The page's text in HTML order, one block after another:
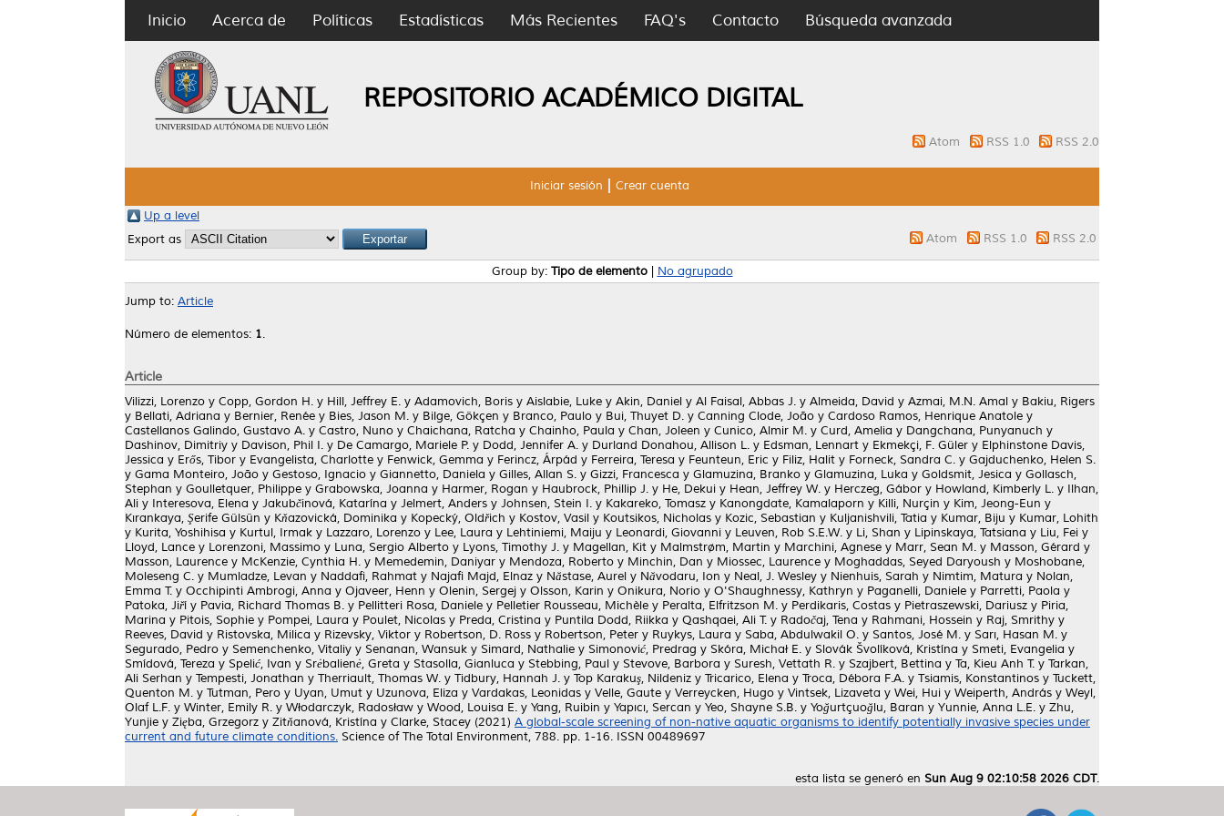
Inicio Acerca de Políticas Estadísticas Más Recientes FAQ's Contacto Búsqueda avanzada
REPOSITORIO ACADÉMICO DIGITAL
Atom RSS 1.0 RSS 2.0
Iniciar sesión Crear cuenta
Up a level
Export as
Atom RSS 1.0 RSS 2.0
Group by: Tipo de elemento| No agrupado
Jump to: Article
Número de elementos: 1.
Article
Vilizzi, Lorenzo y Copp, Gordon H. y Hill, Jeffrey E. y Adamovich, Boris y Aislabie, Luke y Akin, Daniel y Al Faisal, Abbas J. y Almeida, David y Azmai, M.N. Amal y Bakiu, Rigers
y Bellati, Adriana y Bernier, Renée y Bies, Jason M. y Bilge, Gökçen y Branco, Paulo y Bui, Thuyet D. y Canning Clode, João y Cardoso Ramos, Henrique Anatole y
Castellanos Galindo, Gustavo A. y Castro, Nuno y Chaichana, Ratcha y Chainho, Paula y Chan, Joleen y Cunico, Almir M. y Curd, Amelia y Dangchana, Punyanuch y
Dashinov, Dimitriy y Davison, Phil I. y De Camargo, Mariele P. y Dodd, Jennifer A. y Durland Donahou, Allison L. y Edsman, Lennart y Ekmekçi, F. Güler y Elphinstone Davis,
Jessica y Erős, Tibor y Evangelista, Charlotte y Fenwick, Gemma y Ferincz, Árpád y Ferreira, Teresa y Feunteun, Eric y Filiz, Halit y Forneck, Sandra C. y Gajduchenko, Helen S.
y Gama Monteiro, João y Gestoso, Ignacio y Giannetto, Daniela y Gilles, Allan S. y Gizzi, Francesca y Glamuzina, Branko y Glamuzina, Luka y Goldsmit, Jesica y Gollasch,
Stephan y Goulletquer, Philippe y Grabowska, Joanna y Harmer, Rogan y Haubrock, Phillip J. y He, Dekui y Hean, Jeffrey W. y Herczeg, Gábor y Howland, Kimberly L. y Ilhan,
Ali y Interesova, Elena y Jakubčinová, Katarína y Jelmert, Anders y Johnsen, Stein I. y Kakareko, Tomasz y Kanongdate, Kamalaporn y Killi, Nurçin y Kim, Jeong-Eun y
Kırankaya, Şerife Gülsün y Kňazovická, Dominika y Kopecký, Oldřich y Kostov, Vasil y Koutsikos, Nicholas y Kozic, Sebastian y Kuljanishvili, Tatia y Kumar, Biju y Kumar, Lohith
y Kurita, Yoshihisa y Kurtul, Irmak y Lazzaro, Lorenzo y Lee, Laura y Lehtiniemi, Maiju y Leonardi, Giovanni y Leuven, Rob S.E.W. y Li, Shan y Lipinskaya, Tatsiana y Liu, Fei y
Lloyd, Lance y Lorenzoni, Massimo y Luna, Sergio Alberto y Lyons, Timothy J. y Magellan, Kit y Malmstrøm, Martin y Marchini, Agnese y Marr, Sean M. y Masson, Gérard y
Masson, Laurence y McKenzie, Cynthia H. y Memedemin, Daniyar y Mendoza, Roberto y Minchin, Dan y Miossec, Laurence y Moghaddas, Seyed Daryoush y Moshobane,
Moleseng C. y Mumladze, Levan y Naddafi, Rahmat y Najafi Majd, Elnaz y Năstase, Aurel y Năvodaru, Ion y Neal, J. Wesley y Nienhuis, Sarah y Nimtim, Matura y Nolan,
Emma T. y Occhipinti Ambrogi, Anna y Ojaveer, Henn y Olenin, Sergej y Olsson, Karin y Onikura, Norio y O'Shaughnessy, Kathryn y Paganelli, Daniele y Parretti, Paola y
Patoka, Jiří y Pavia, Richard Thomas B. y Pellitteri Rosa, Daniele y Pelletier Rousseau, Michèle y Peralta, Elfritzson M. y Perdikaris, Costas y Pietraszewski, Dariusz y Piria,
Marina y Pitois, Sophie y Pompei, Laura y Poulet, Nicolas y Preda, Cristina y Puntila Dodd, Riikka y Qashqaei, Ali T. y Radočaj, Tena y Rahmani, Hossein y Raj, Smrithy y
Reeves, David y Ristovska, Milica y Rizevsky, Viktor y Robertson, D. Ross y Robertson, Peter y Ruykys, Laura y Saba, Abdulwakil O. y Santos, José M. y Sarı, Hasan M. y
Segurado, Pedro y Semenchenko, Vitaliy y Senanan, Wansuk y Simard, Nathalie y Simonović, Predrag y Skóra, Michał E. y Slovák Švolíková, Kristína y Smeti, Evangelia y
Smídová, Tereza y Spelić, Ivan y Srėbalienė, Greta y Stasolla, Gianluca y Stebbing, Paul y Stevove, Barbora y Suresh, Vettath R. y Szajbert, Bettina y Ta, Kieu Anh T. y Tarkan,
Ali Serhan y Tempesti, Jonathan y Therriault, Thomas W. y Tidbury, Hannah J. y Top Karakuş, Nildeniz y Tricarico, Elena y Troca, Débora F.A. y Tsiamis, Konstantinos y Tuckett,
Quenton M. y Tutman, Pero y Uyan, Umut y Uzunova, Eliza y Vardakas, Leonidas y Velle, Gaute y Verreycken, Hugo y Vintsek, Lizaveta y Wei, Hui y Weiperth, András y Weyl,
Olaf L.F. y Winter, Emily R. y Włodarczyk, Radosław y Wood, Louisa E. y Yang, Ruibin y Yapıcı, Sercan y Yeo, Shayne S.B. y Yoğurtçuoğlu, Baran y Yunnie, Anna L.E. y Zhu,
Yunjie y Zięba, Grzegorz y Zitňanová, Kristína y Clarke, Stacey (2021) A global-scale screening of non-native aquatic organisms to identify potentially invasive species under
current and future climate conditions. Science of The Total Environment, 788. pp. 1-16. ISSN 00489697
esta lista se generó en Sun Aug 9 02:10:58 2026 CDT.